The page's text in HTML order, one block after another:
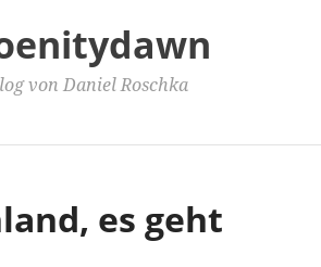
von Daniel Roschka
es geht